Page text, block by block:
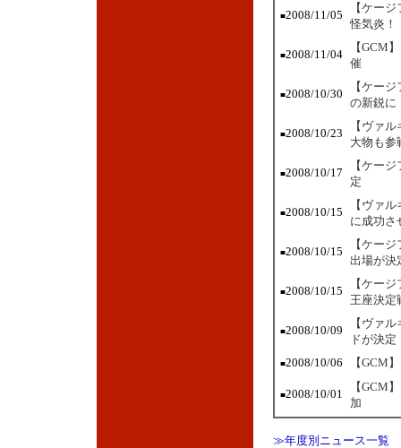
■2008/11/05
【ケー
怪気炎！
■2008/11/04
【GCM
催
■2008/10/30
【ケー
の新鋭に
■2008/10/23
【ヴァ
大物も参
■2008/10/17
【ケー
定
■2008/10/15
【ヴァ
に成功さ
■2008/10/15
【ケー
出場が決
■2008/10/15
【ケー
王座決定
■2008/10/09
【ヴァ
ドが決定
■2008/10/06 【GCM
■2008/10/01
【GCM
加
≫年度別ニュース一覧